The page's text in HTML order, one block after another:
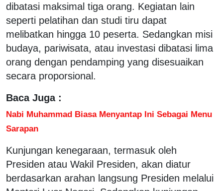
dibatasi maksimal tiga orang. Kegiatan lain
seperti pelatihan dan studi tiru dapat
melibatkan hingga 10 peserta. Sedangkan misi
budaya, pariwisata, atau investasi dibatasi lima
orang dengan pendamping yang disesuaikan
secara proporsional.
Baca Juga :
Nabi Muhammad Biasa Menyantap Ini Sebagai Menu
Sarapan
Kunjungan kenegaraan, termasuk oleh
Presiden atau Wakil Presiden, akan diatur
berdasarkan arahan langsung Presiden melalui